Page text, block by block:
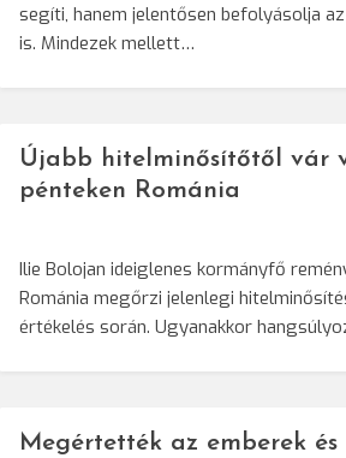
segíti, hanem jelentősen befolyásolja
is. Mindezek mellett…
Újabb hitelminősítőtől vár
pénteken Románia
Ilie Bolojan ideiglenes kormányfő
Románia megőrzi jelenlegi
értékelés során. Ugyanakkor
Megértették az emberek és